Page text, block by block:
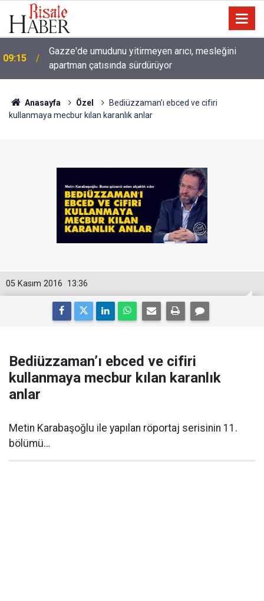
09:15
Gazze'de umudunu yitirmeyen arıcı, mesleğini
apartman çatısında sürdürüyor
Anasayfa Özel
Bediüzzaman’ı ebced ve cifiri
kullanmaya mecbur kılan karanlık anlar
13:36
05 Kasım 2016
Bediüzzaman’ı ebced ve cifiri
kullanmaya mecbur kılan karanlık
anlar
​Metin Karabaşoğlu ile yapılan röportaj serisinin 11.
bölümü…